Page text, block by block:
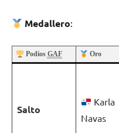
Medallero:
Podios GAF Oro
Salto
Karla
Navas